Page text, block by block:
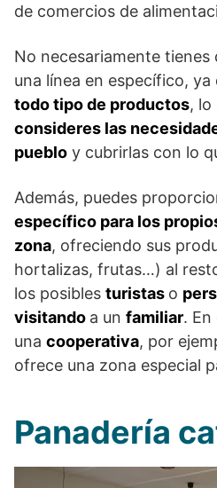
de comercios de
No necesariamente tienes
una línea en específico, ya
todo tipo de productos,
consideres las
pueblo y cubrirlas con lo
Además, puedes
específico para los
zona, ofreciendo sus
hortalizas, frutas…) al
los posibles turistas o
visitando a un familiar. En
una cooperativa, por
ofrece una zona especial
Panadería